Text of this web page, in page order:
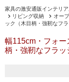
家具の激安通販インテリ
リビング収納
オー
ック（木目柄・強靭なフラ
幅115cm・フォー
柄・強靭なフラッ